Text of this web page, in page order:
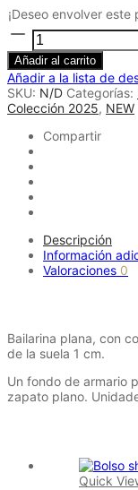
¡Deseo envolver
Bailarina
ante
rosa
cantidad
Añadir al carrito
Añadir a la lista de
SKU: N/D Categorías:
Colección 2025, NEW
Compartir
Descripción
Información
Valoraciones 0
Bailarina plana, con
de la suela 1 cm.
Un fondo de armario
zapato plano.
Quick